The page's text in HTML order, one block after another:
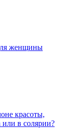
женщины
красоты,
или в солярии?